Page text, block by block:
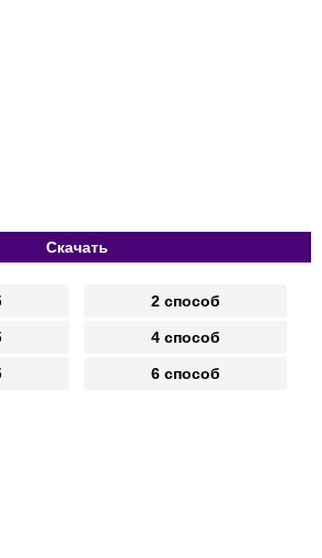
Скачать
2 способ
4 способ
6 способ